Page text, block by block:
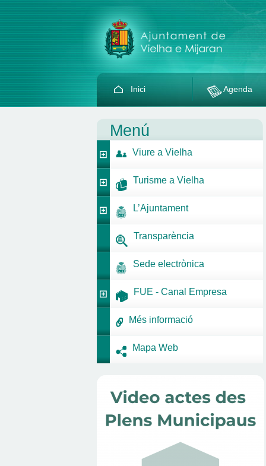
Inici Agenda
Menú
Viure a Vielha
Turisme a Vielha
L’Ajuntament
Transparència
Sede electrònica
FUE - Canal Empresa
Més informació
Mapa Web